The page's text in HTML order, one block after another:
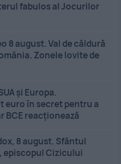
fabulos al Jocurilor
8 august. Val de căldură
Zonele lovite de
și Europa.
euro în secret pentru a
BCE reacționează
8 august. Sfântul
Cizicului